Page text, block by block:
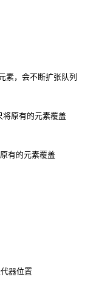
，会不断扩张队列
原有的元素覆盖
有的元素覆盖
器位置